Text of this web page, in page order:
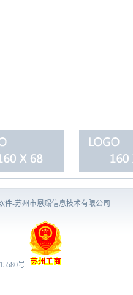
件-苏州市恩赐信息技术有限公司
号